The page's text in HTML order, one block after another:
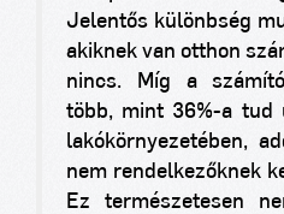
Jelentős különbség
akiknek van otthon
nincs. Míg a
több, mint 36%-a tud
lakókörnyezetében,
nem rendelkezőknek
Ez természetesen